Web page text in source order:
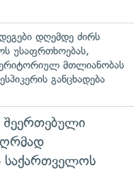
დღემდე ძირს
უსაფრთხოებას,
მთლიანობას
განცხადება
შეერთებული
ღრმად